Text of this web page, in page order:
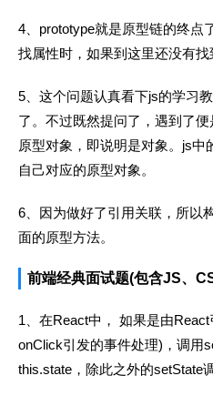
4、prototype就是原型链的终点
找属性时，如果到这里还没有找
5、这个问题认真看下js的学习
了。不过既然提问了，遇到了便
原型对象，即说明是对象。js
自己对应的原型对象。
6、因为做好了引用关联，所以
面的原型方法。
前端经典面试题(包含JS、
1、在React中， 如果是由
onClick引发的事件处理)，调用
this.state，除此之外的setState